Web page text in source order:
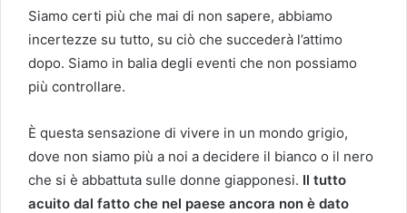
Siamo certi più che mai di non sapere, abbiamo
incertezze su tutto, su ciò che succederà l’attimo
dopo. Siamo in balia degli eventi che non possiamo
più controllare.
È questa sensazione di vivere in un mondo grigio,
dove non siamo più a noi a decidere il bianco o il nero
che si è abbattuta sulle donne giapponesi. Il tutto
acuito dal fatto che nel paese ancora non è dato